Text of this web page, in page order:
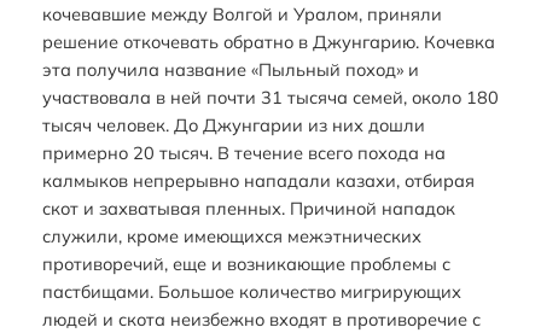
кочевавшие между Волгой и Уралом, приняли
решение откочевать обратно в Джунгарию. Кочевка
эта получила название «Пыльный поход» и
участвовала в ней почти 31 тысяча семей, около 180
тысяч человек. До Джунгарии из них дошли
примерно 20 тысяч. В течение всего похода на
калмыков непрерывно нападали казахи, отбирая
скот и захватывая пленных. Причиной нападок
служили, кроме имеющихся межэтнических
противоречий, еще и возникающие проблемы с
пастбищами. Большое количество мигрирующих
людей и скота неизбежно входят в противоречие с